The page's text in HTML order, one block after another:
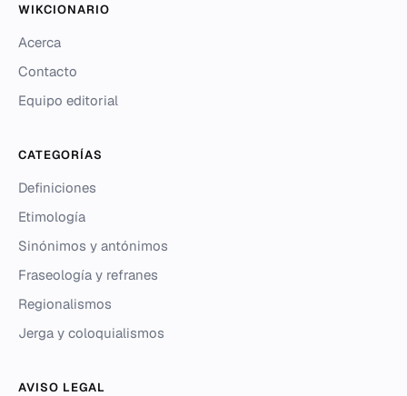
WIKCIONARIO
Acerca
Contacto
Equipo editorial
CATEGORÍAS
Definiciones
Etimología
Sinónimos y antónimos
Fraseología y refranes
Regionalismos
Jerga y coloquialismos
AVISO LEGAL